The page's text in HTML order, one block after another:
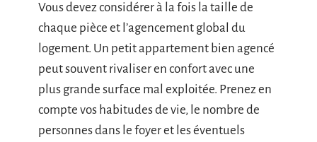
Vous devez considérer à la fois la taille de
chaque pièce et l’agencement global du
logement. Un petit appartement bien agencé
peut souvent rivaliser en confort avec une
plus grande surface mal exploitée. Prenez en
compte vos habitudes de vie, le nombre de
personnes dans le foyer et les éventuels